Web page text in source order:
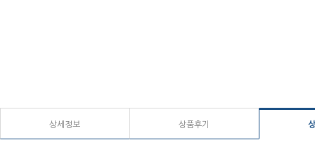
상세정보 상품후기